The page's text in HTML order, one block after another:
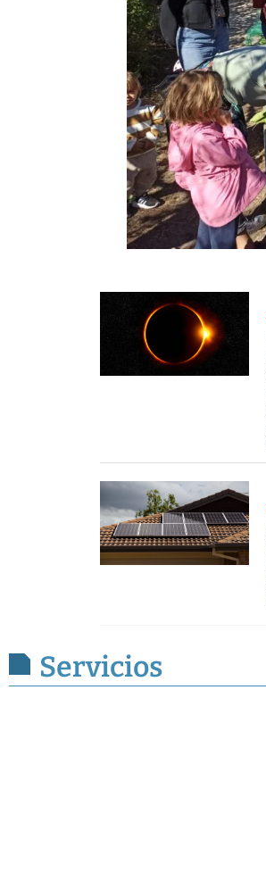
Servicios